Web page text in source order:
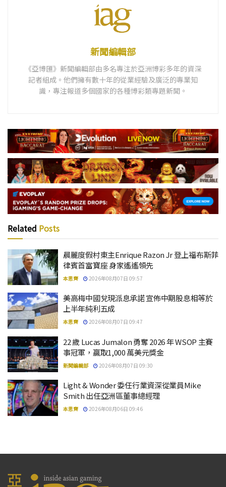
新聞編輯部
《亞博匯》新聞編輯部由多名專注於亞洲博彩多年的資深
記者組成。他們擁有數十年的從業經驗及廣泛的專業知
識，專注報道多個國家的各種博彩類專題新聞。
Related Posts
晨麗度假村東主Enrique Razon Jr 登上福布斯菲
律賓首富寶座 身家遙遙領先
本思齊 2026年08月07日 09:57
美高梅中國兌現派息承諾 宣佈中期股息相等於
上半年純利五成
本思齊 2026年08月07日 09:47
22 歲 Lucas Jumalon 勇奪 2026 年 WSOP 主賽
事冠軍，贏取1,000 萬美元獎金
新聞編輯部 2026年08月07日 09:30
Light & Wonder 委任行業資深從業員Mike
Smith 出任亞洲區董事總經理
本思齊 2026年08月06日 09:46